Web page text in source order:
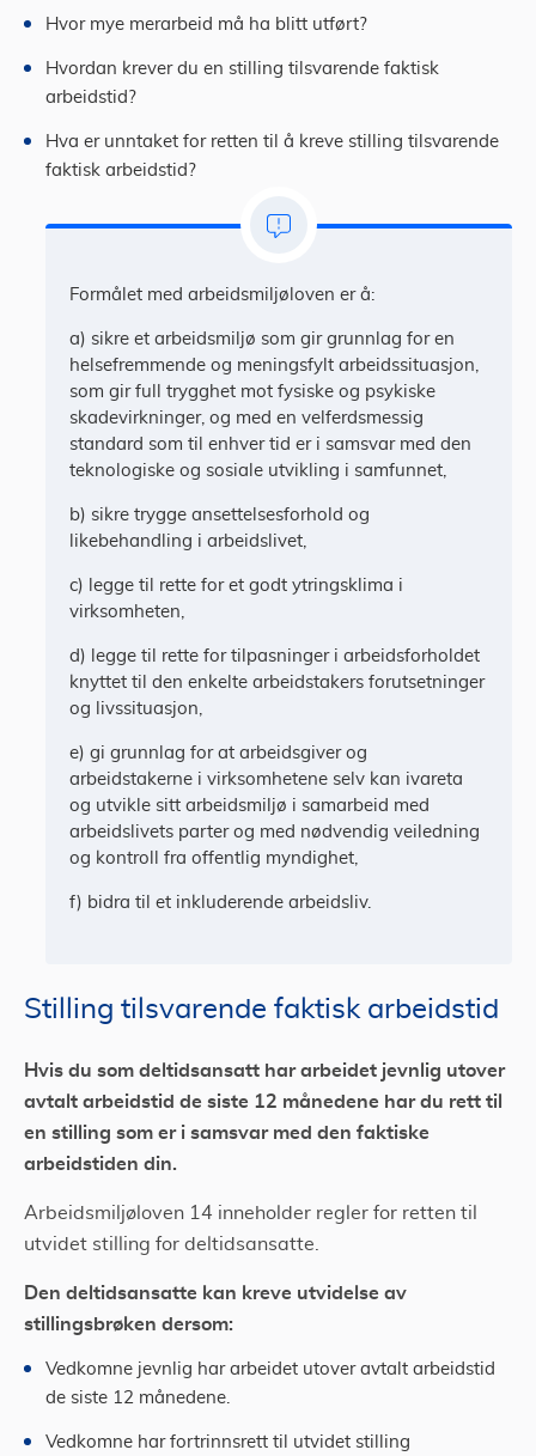
Hvor mye merarbeid må ha blitt utført?
Hvordan krever du en stilling tilsvarende faktisk
arbeidstid?
Hva er unntaket for retten til å kreve stilling tilsvarende
faktisk arbeidstid?
Formålet med arbeidsmiljøloven er å:
a) sikre et arbeidsmiljø som gir grunnlag for en
helsefremmende og meningsfylt arbeidssituasjon,
som gir full trygghet mot fysiske og psykiske
skadevirkninger, og med en velferdsmessig
standard som til enhver tid er i samsvar med den
teknologiske og sosiale utvikling i samfunnet,
b) sikre trygge ansettelsesforhold og
likebehandling i arbeidslivet,
c) legge til rette for et godt ytringsklima i
virksomheten,
d) legge til rette for tilpasninger i arbeidsforholdet
knyttet til den enkelte arbeidstakers forutsetninger
og livssituasjon,
e) gi grunnlag for at arbeidsgiver og
arbeidstakerne i virksomhetene selv kan ivareta
og utvikle sitt arbeidsmiljø i samarbeid med
arbeidslivets parter og med nødvendig veiledning
og kontroll fra offentlig myndighet,
f) bidra til et inkluderende arbeidsliv.
Stilling tilsvarende faktisk arbeidstid
Hvis du som deltidsansatt har arbeidet jevnlig utover
avtalt arbeidstid de siste 12 månedene har du rett til
en stilling som er i samsvar med den faktiske
arbeidstiden din.
Arbeidsmiljøloven 14 inneholder regler for retten til
utvidet stilling for deltidsansatte.
Den deltidsansatte kan kreve utvidelse av
stillingsbrøken dersom:
Vedkomne jevnlig har arbeidet utover avtalt arbeidstid
de siste 12 månedene.
Vedkomne har fortrinnsrett til utvidet stilling